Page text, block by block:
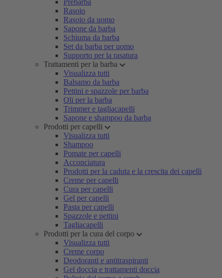
Prebarba
Rasoio
Rasoio da uomo
Sapone da barba
Schiuma da barba
Set da barba per uomo
Supporto per la rasatura
Trattamenti per la barba
Visualizza tutti
Balsamo da barba
Pettini e spazzole per barba
Oli per la barba
Trimmer e tagliacapelli
Sapone e shampoo da barba
Prodotti per capelli
Visualizza tutti
Shampoo
Pomate per capelli
Acconciatura
Prodotti per la caduta e la crescita dei capelli
Creme per capelli
Cura per capelli
Gel per capelli
Pasta per capelli
Spazzole e pettini
Tagliacapelli
Prodotti per la cura del corpo
Visualizza tutti
Creme corpo
Deodoranti e antitraspiranti
Gel doccia e trattamenti doccia